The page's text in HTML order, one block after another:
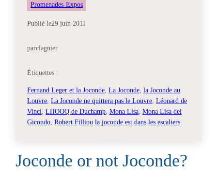
Promenades-Expos
Publié le29 juin 2011
parclagnier
Étiquettes :
Fernand Leger et la Joconde La Joconde la Joconde au
Louvre La Joconde ne quittera pas le Louvre Léonard de
Vinci LHOOQ de Duchamp Mona Lisa Mona Lisa del
Gicondo Robert Filliou la joconde est dans les escaliers
Joconde or not Joconde?